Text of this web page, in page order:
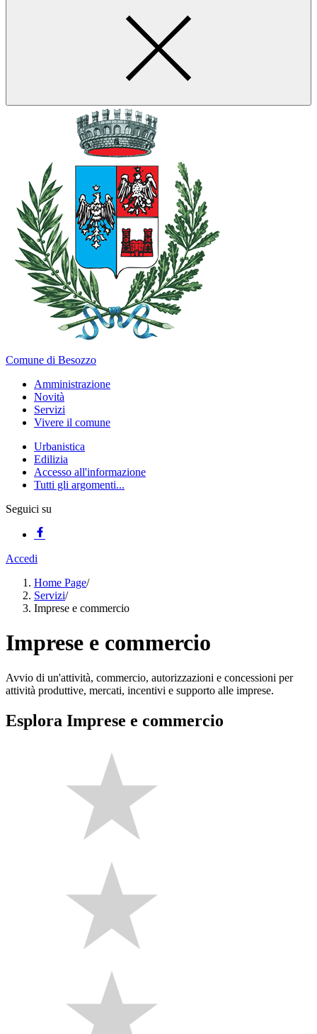
Comune di Besozzo
Amministrazione
Novità
Servizi
Vivere il comune
Urbanistica
Edilizia
Accesso all'informazione
Tutti gli argomenti...
Seguici su
Accedi
Home Page/
Servizi/
Imprese e commercio
Imprese e commercio
Avvio di un'attività, commercio, autorizzazioni e concessioni per
attività produttive, mercati, incentivi e supporto alle imprese.
Esplora Imprese e commercio